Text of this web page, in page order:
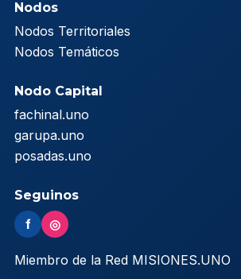
Nodos
Nodos Territoriales
Nodos Temáticos
Nodo Capital
fachinal.uno
garupa.uno
posadas.uno
Seguinos
f ◎
Miembro de la Red MISIONES.UNO